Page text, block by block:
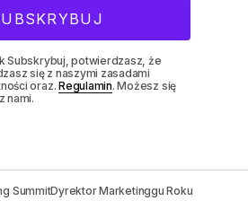
Subskrybuj, potwierdzasz, że
się z naszymi zasadami
oraz.Regulamin. Możesz się
nami.
SummitDyrektor Marketinggu Roku